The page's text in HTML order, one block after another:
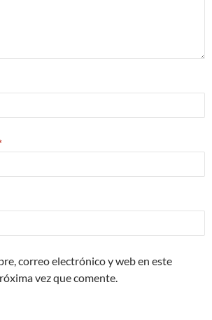
correo electrónico y web en este
vez que comente.